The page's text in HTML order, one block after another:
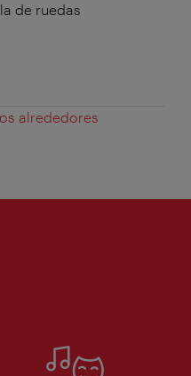
de ruedas
alrededores